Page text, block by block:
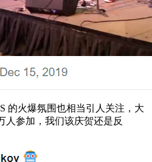
火爆氛围也相当引人关注，大
人参加，我们该庆贺还是反